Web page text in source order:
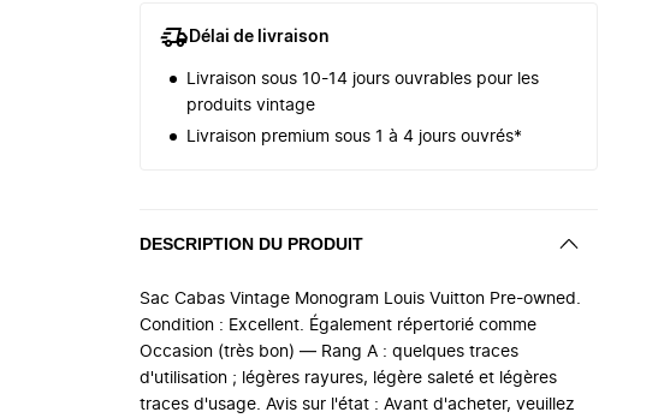
Délai de livraison
Livraison sous 10-14 jours ouvrables pour les
produits vintage
Livraison premium sous 1 à 4 jours ouvrés*
DESCRIPTION DU PRODUIT
Sac Cabas Vintage Monogram Louis Vuitton Pre-owned.
Condition : Excellent. Également répertorié comme
Occasion (très bon) — Rang A : quelques traces
d'utilisation ; légères rayures, légère saleté et légères
traces d'usage. Avis sur l'état : Avant d'acheter, veuillez